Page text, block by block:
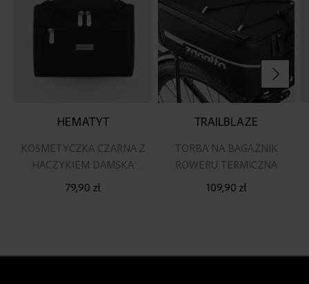
HEMATYT
KOSMETYCZKA CZARNA Z
HACZYKIEM DAMSKA
MĘSKA NA WYJAZD
79,90 zł
TRAILBLAZE
TORBA NA BAGAŻNIK
ROWERU TERMICZNA
109,90 zł